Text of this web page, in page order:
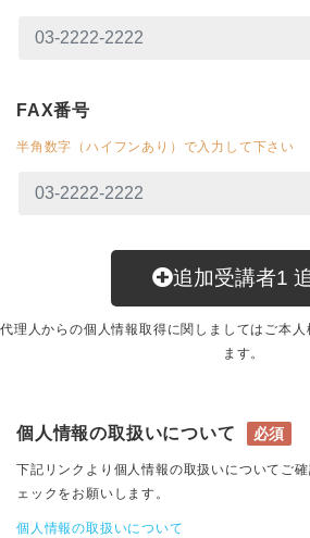
FAX番号
半角数字（ハイフンあり）で入力して下さい
追加受講者1
代理人からの個人情報取得に関しましてはご本
ます。
個人情報の取扱いについて 必須
下記リンクより個人情報の取扱いについてご
ェックをお願いします。
個人情報の取扱いについて